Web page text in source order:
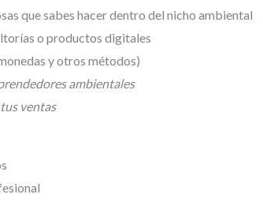
que sabes hacer dentro del nicho ambiental
o productos digitales
y otros métodos)
ambientales
ventas